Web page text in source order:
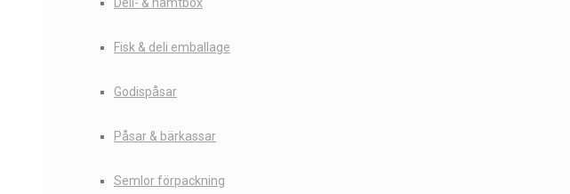
Fisk & deli emballage
Godispåsar
Påsar & bärkassar
Semlor förpackning